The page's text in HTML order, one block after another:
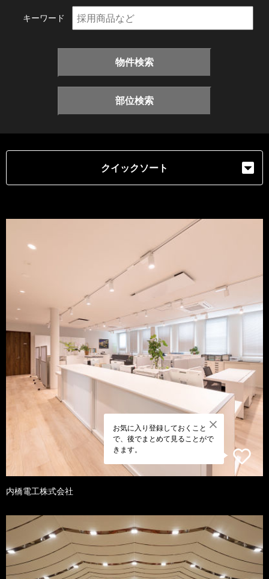
キーワード
物件検索
部位検索
クイックソート
お気に入り登録しておくこと
で、後でまとめて見ることがで
きます。
内橋電工株式会社